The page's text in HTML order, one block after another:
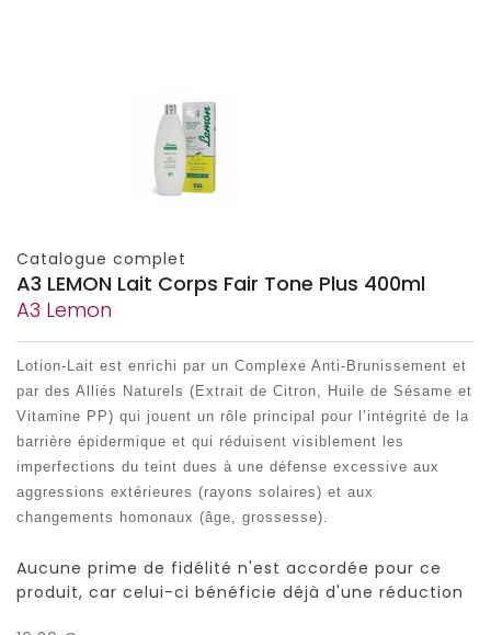
Catalogue complet
A3 LEMON Lait Corps Fair Tone Plus 400ml
A3 Lemon
Lotion-Lait est enrichi par un Complexe Anti-Brunissement et
par des Alliés Naturels (Extrait de Citron, Huile de Sésame et
Vitamine PP) qui jouent un rôle principal pour l’intégrité de la
barrière épidermique et qui réduisent visiblement les
imperfections du teint dues à une défense excessive aux
aggressions extérieures (rayons solaires) et aux
changements homonaux (âge, grossesse).
Aucune prime de fidélité n'est accordée pour ce
produit, car celui-ci bénéficie déjà d'une réduction